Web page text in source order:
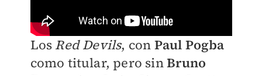
Los Red Devils, con Paul Pogba
como titular, pero sinBruno